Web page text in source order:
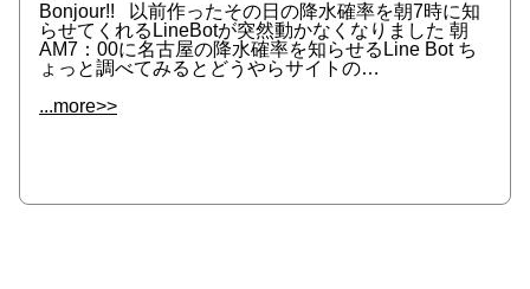
Bonjour!! 以前作ったその日の降水確率を朝7時に知
らせてくれるLineBotが突然動かなくなりました 朝
AM7：00に名古屋の降水確率を知らせるLine Bot ち
ょっと調べてみるとどうやらサイトの…
...more>>